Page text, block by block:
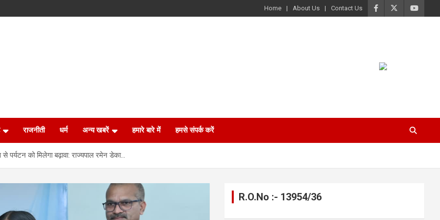
Home About Us Contact Us
राजनीती धर्म अन्य खबरें हमारे बारे में हमसे संपर्क करें
पर्यटन को मिलेगा बढ़ावा: राज्यपाल रमेन डेका…
R.O.No :- 13954/36